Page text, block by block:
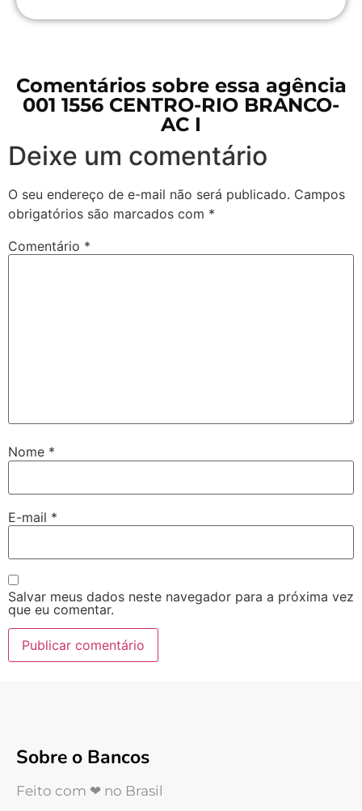
Comentários sobre essa agência
001 1556 CENTRO-RIO BRANCO-
AC I
Deixe um comentário
O seu endereço de e-mail não será publicado. Campos
obrigatórios são marcados com *
Comentário *
Nome *
E-mail *
Salvar meus dados neste navegador para a próxima vez
que eu comentar.
Sobre o Bancos
Feito com ❤ no Brasil